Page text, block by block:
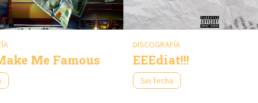
Me Famous
DISCOGRAFÍA
EEEdiat​!​!​!
Sin fecha